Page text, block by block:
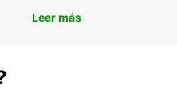
Leer más